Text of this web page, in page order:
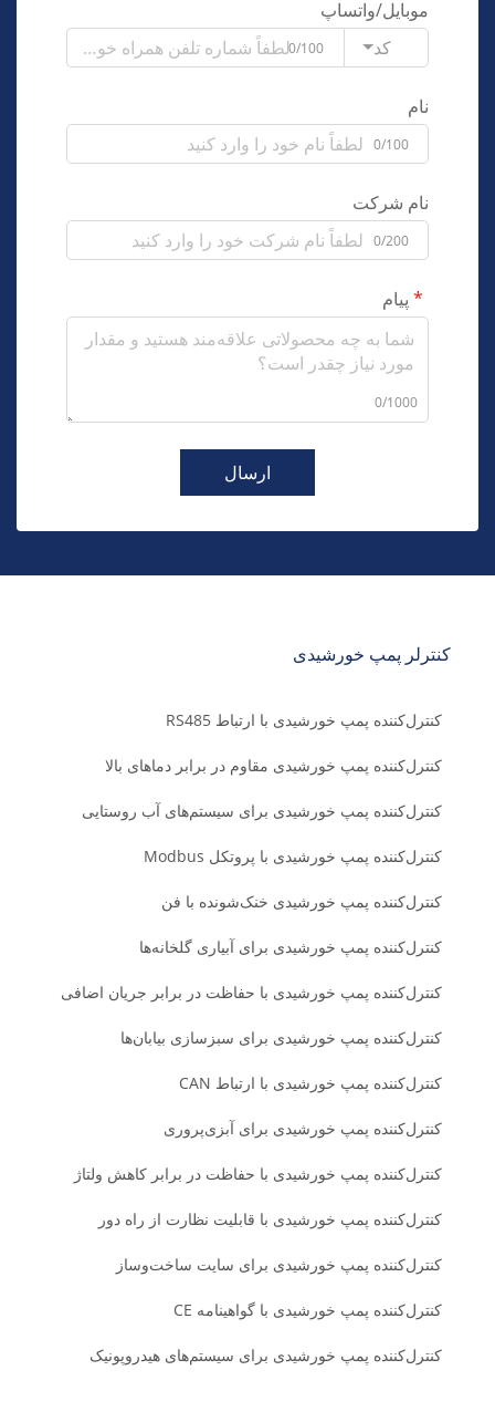
موبایل/واتساپ
کد
0/100
نام
0/100
نام شرکت
0/200
پیام
0/1000
ارسال
کنترلر پمپ خورشیدی
کنترل‌کننده پمپ خورشیدی با ارتباط RS485
کنترل‌کننده پمپ خورشیدی مقاوم در برابر دماهای بالا
کنترل‌کننده پمپ خورشیدی برای سیستم‌های آب روستایی
کنترل‌کننده پمپ خورشیدی با پروتکل Modbus
کنترل‌کننده پمپ خورشیدی خنک‌شونده با فن
کنترل‌کننده پمپ خورشیدی برای آبیاری گلخانه‌ها
کنترل‌کننده پمپ خورشیدی با حفاظت در برابر جریان اضافی
کنترل‌کننده پمپ خورشیدی برای سبزسازی بیابان‌ها
کنترل‌کننده پمپ خورشیدی با ارتباط CAN
کنترل‌کننده پمپ خورشیدی برای آبزی‌پروری
کنترل‌کننده پمپ خورشیدی با حفاظت در برابر کاهش ولتاژ
کنترل‌کننده پمپ خورشیدی با قابلیت نظارت از راه دور
کنترل‌کننده پمپ خورشیدی برای سایت ساخت‌وساز
کنترل‌کننده پمپ خورشیدی با گواهینامه CE
کنترل‌کننده پمپ خورشیدی برای سیستم‌های هیدروپونیک